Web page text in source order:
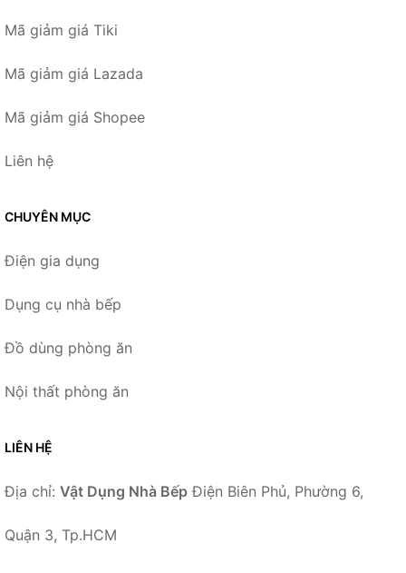
Mã giảm giá Tiki
Mã giảm giá Lazada
Mã giảm giá Shopee
Liên hệ
CHUYÊN MỤC
Điện gia dụng
Dụng cụ nhà bếp
Đồ dùng phòng ăn
Nội thất phòng ăn
LIÊN HỆ
Địa chỉ: Vật Dụng Nhà Bếp Điện Biên Phủ, Phường 6,
Quận 3, Tp.HCM